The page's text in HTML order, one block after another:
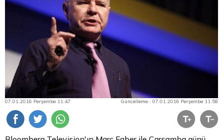
07.01.2016 Perşembe 11:47 Güncelleme : 07.01.2016 Perşembe 11:58